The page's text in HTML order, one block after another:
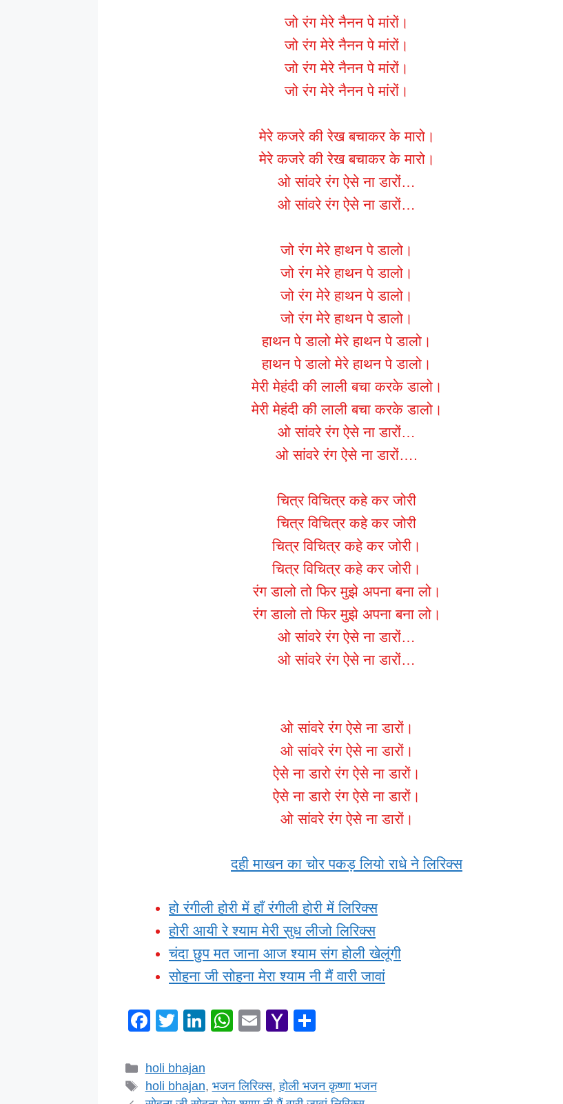
जो रंग मेरे नैनन पे मांरों।
जो रंग मेरे नैनन पे मांरों।
जो रंग मेरे नैनन पे मांरों।
जो रंग मेरे नैनन पे मांरों।
मेरे कजरे की रेख बचाकर के मारो।
मेरे कजरे की रेख बचाकर के मारो।
ओ सांवरे रंग ऐसे ना डारों…
ओ सांवरे रंग ऐसे ना डारों…
जो रंग मेरे हाथन पे डालो।
जो रंग मेरे हाथन पे डालो।
जो रंग मेरे हाथन पे डालो।
जो रंग मेरे हाथन पे डालो।
हाथन पे डालो मेरे हाथन पे डालो।
हाथन पे डालो मेरे हाथन पे डालो।
मेरी मेहंदी की लाली बचा करके डालो।
मेरी मेहंदी की लाली बचा करके डालो।
ओ सांवरे रंग ऐसे ना डारों…
ओ सांवरे रंग ऐसे ना डारों….
चित्र विचित्र कहे कर जोरी
चित्र विचित्र कहे कर जोरी
चित्र विचित्र कहे कर जोरी।
चित्र विचित्र कहे कर जोरी।
रंग डालो तो फिर मुझे अपना बना लो।
रंग डालो तो फिर मुझे अपना बना लो।
ओ सांवरे रंग ऐसे ना डारों…
ओ सांवरे रंग ऐसे ना डारों…
ओ सांवरे रंग ऐसे ना डारों।
ओ सांवरे रंग ऐसे ना डारों।
ऐसे ना डारो रंग ऐसे ना डारों।
ऐसे ना डारो रंग ऐसे ना डारों।
ओ सांवरे रंग ऐसे ना डारों।
दही माखन का चोर पकड़ लियो राधे ने लिरिक्स
हो रंगीली होरी में हाँ रंगीली होरी में लिरिक्स
होरी आयी रे श्याम मेरी सुध लीजो लिरिक्स
चंदा छुप मत जाना आज श्याम संग होली खेलूंगी
सोहना जी सोहना मेरा श्याम नी मैं वारी जावां
F
c
e
T
tt
er
Li
e
W
s
E
Y
o
e
Categories
holi bhajan
Tags
holi bhajan, भजन लिरिक्स,होली भजन कृष्णा भजन